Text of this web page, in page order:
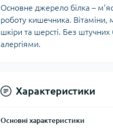
Основне джерело білка –
роботу кишечника. Вітаміни,
шкіри та шерсті. Без штучних
алергіями.
Характеристики
Основні характеристики